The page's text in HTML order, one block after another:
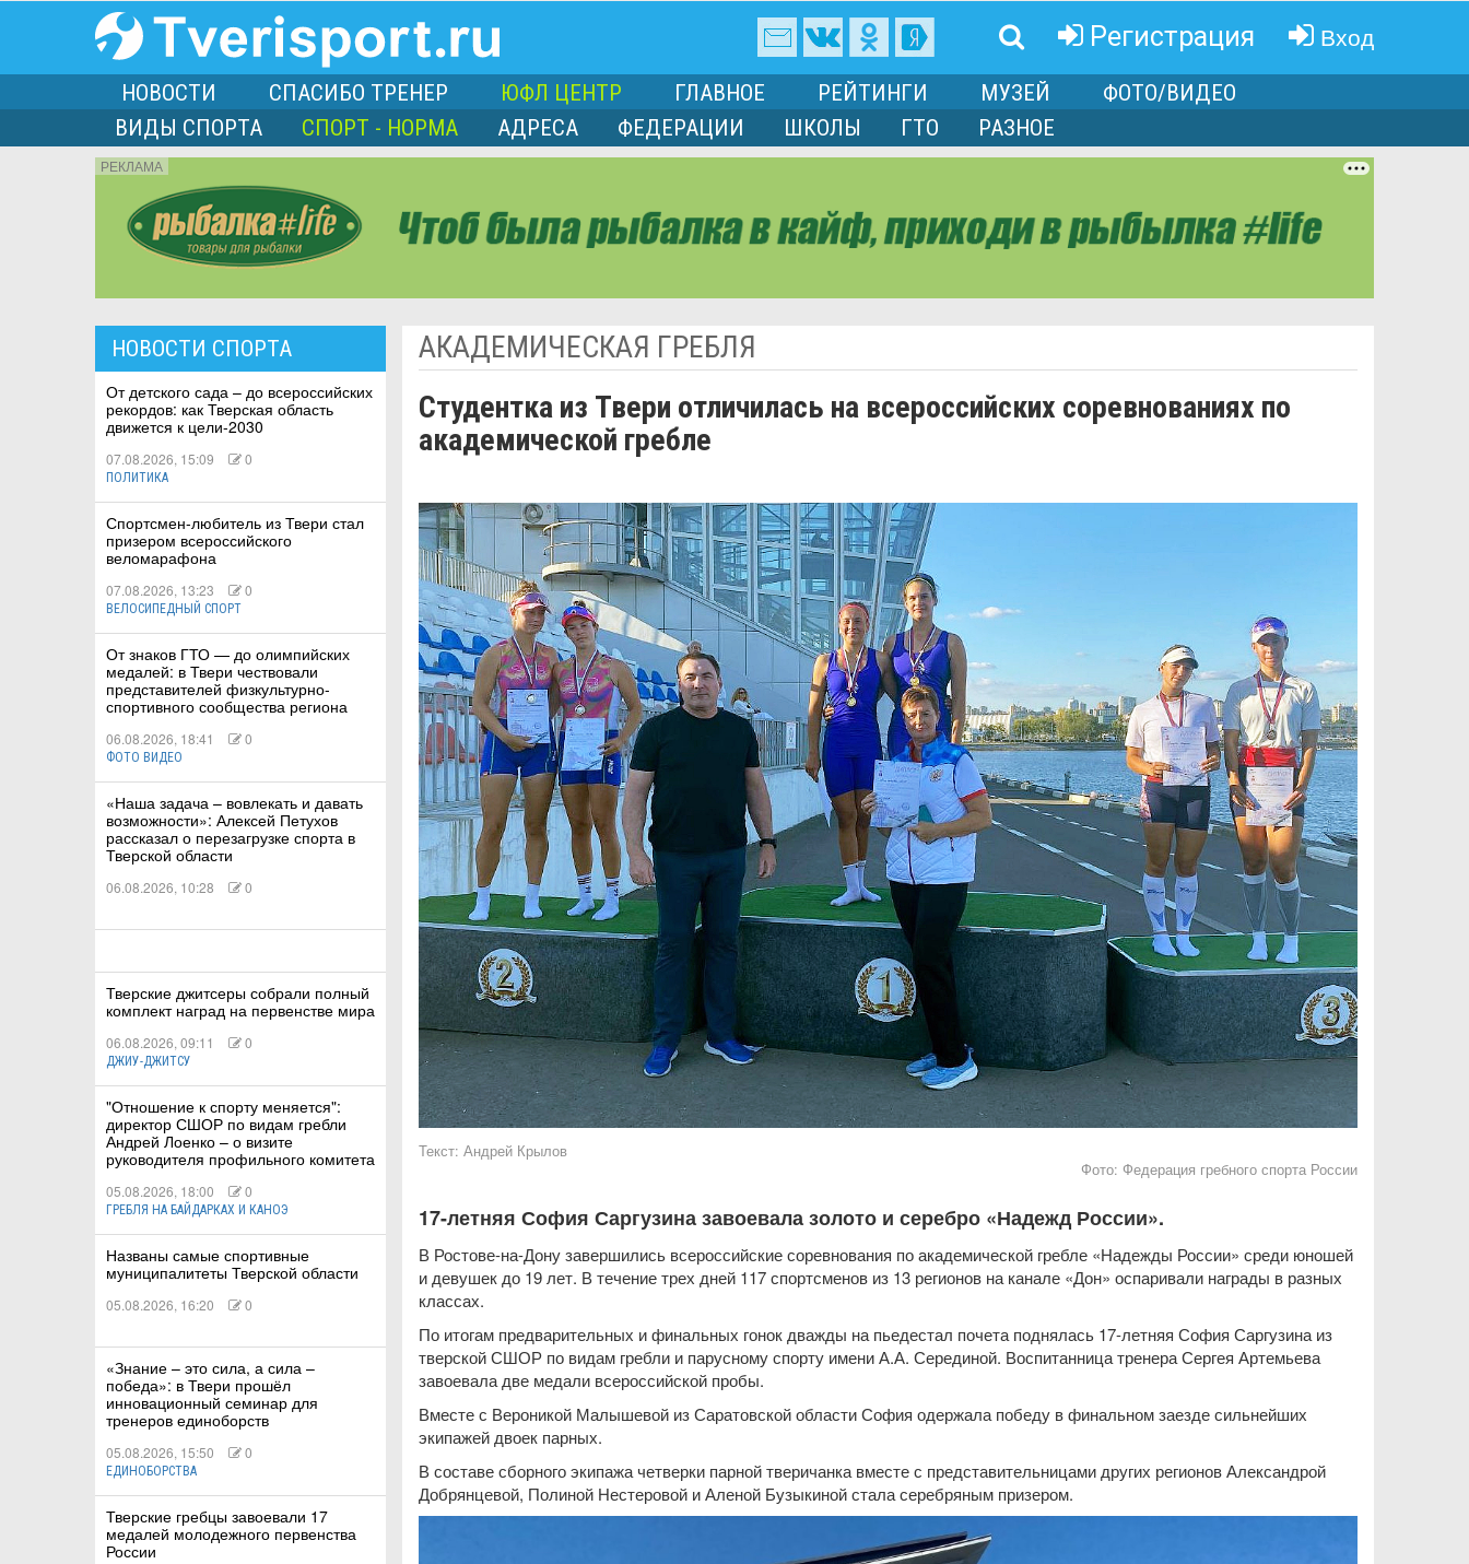
Регистрация Вход
НОВОСТИ СПАСИБО ТРЕНЕР ЮФЛ ЦЕНТР ГЛАВНОЕ РЕЙТИНГИ МУЗЕЙ
ФОТО/ВИДЕО
ВИДЫ СПОРТА
СПОРТ - НОРМА АДРЕСА ФЕДЕРАЦИИ ШКОЛЫ ГТО РАЗНОЕ
РЕКЛАМА
НОВОСТИ СПОРТА
От детского сада – до всероссийских
рекордов: как Тверская область
движется к цели-2030
07.08.2026, 15:09 0
ПОЛИТИКА
Спортсмен-любитель из Твери стал
призером всероссийского
веломарафона
07.08.2026, 13:23 0
ВЕЛОСИПЕДНЫЙ СПОРТ
От знаков ГТО — до олимпийских
медалей: в Твери чествовали
представителей физкультурно-
спортивного сообщества региона
06.08.2026, 18:41 0
ФОТО ВИДЕО
«Наша задача – вовлекать и давать
возможности»: Алексей Петухов
рассказал о перезагрузке спорта в
Тверской области
06.08.2026, 10:28 0
Тверские джитсеры собрали полный
комплект наград на первенстве мира
06.08.2026, 09:11 0
ДЖИУ-ДЖИТСУ
"Отношение к спорту меняется":
директор СШОР по видам гребли
Андрей Лоенко – о визите
руководителя профильного комитета
05.08.2026, 18:00 0
ГРЕБЛЯ НА БАЙДАРКАХ И КАНОЭ
Названы самые спортивные
муниципалитеты Тверской области
05.08.2026, 16:20 0
«Знание – это сила, а сила –
победа»: в Твери прошёл
инновационный семинар для
тренеров единоборств
05.08.2026, 15:50 0
ЕДИНОБОРСТВА
Тверские гребцы завоевали 17
медалей молодежного первенства
России
АКАДЕМИЧЕСКАЯ ГРЕБЛЯ
Студентка из Твери отличилась на всероссийских соревнованиях по
академической гребле
Текст:Андрей Крылов
Фото: Федерация гребного спорта России
17-летняя София Саргузина завоевала золото и серебро «Надежд России».
В Ростове-на-Дону завершились всероссийские соревнования по академической гребле «Надежды России» среди юношей
и девушек до 19 лет. В течение трех дней 117 спортсменов из 13 регионов на канале «Дон» оспаривали награды в разных
классах.
По итогам предварительных и финальных гонок дважды на пьедестал почета поднялась 17-летняя София Саргузина из
тверской СШОР по видам гребли и парусному спорту имени А.А. Серединой. Воспитанница тренера Сергея Артемьева
завоевала две медали всероссийской пробы.
Вместе с Вероникой Малышевой из Саратовской области София одержала победу в финальном заезде сильнейших
экипажей двоек парных.
В составе сборного экипажа четверки парной тверичанка вместе с представительницами других регионов Александрой
Добрянцевой, Полиной Нестеровой и Аленой Бузыкиной стала серебряным призером.